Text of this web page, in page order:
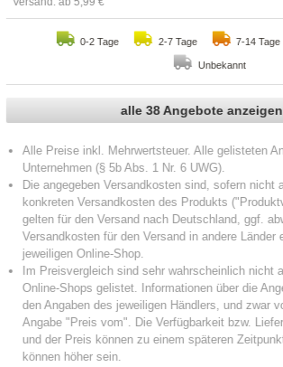
0-2 Tage 2-7 Tage 7-14 Tage
Unbekannt
alle 38 Angebote anzeigen